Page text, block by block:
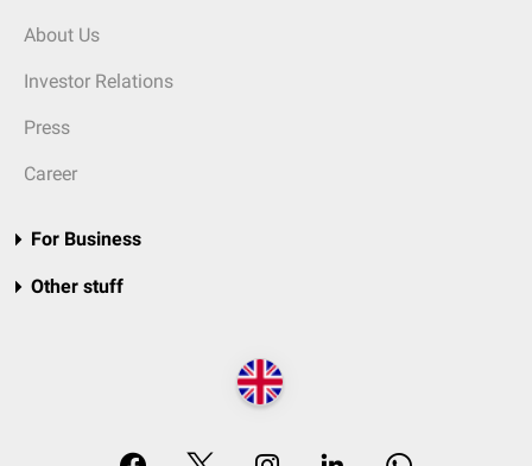
About Us
Investor Relations
Press
Career
For Business
Other stuff